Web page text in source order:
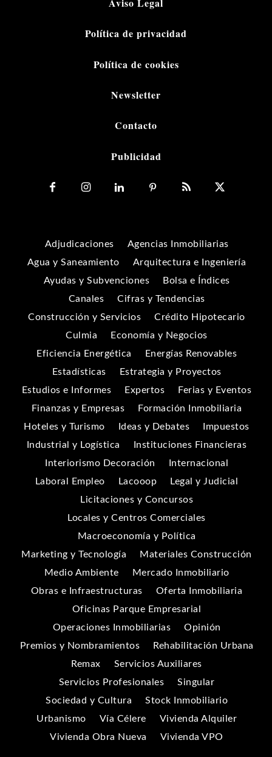
Aviso Legal
Política de privacidad
Política de cookies
Newsletter
Contacto
Publicidad
Adjudicaciones
Agencias Inmobiliarias
Agua y Saneamiento
Arquitectura e Ingeniería
Ayudas y Subvenciones
Bolsa e Índices
Canales
Cifras y Tendencias
Construcción y Servicios
Crédito Hipotecario
Culmia
Economía y Negocios
Eficiencia Energética
Energías Renovables
Estadísticas
Estrategia y Proyectos
Estudios e Informes
Expertos
Ferias y Eventos
Finanzas y Empresas
Formación Inmobiliaria
Hoteles y Turismo
Ideas y Debates
Impuestos
Industrial y Logística
Instituciones Financieras
Interiorismo Decoración
Internacional
Laboral Empleo
Lacooop
Legal y Judicial
Licitaciones y Concursos
Locales y Centros Comerciales
Macroeconomía y Política
Marketing y Tecnología
Materiales Construcción
Medio Ambiente
Mercado Inmobiliario
Obras e Infraestructuras
Oferta Inmobiliaria
Oficinas Parque Empresarial
Operaciones Inmobiliarias
Opinión
Premios y Nombramientos
Rehabilitación Urbana
Remax
Servicios Auxiliares
Servicios Profesionales
Singular
Sociedad y Cultura
Stock Inmobiliario
Urbanismo
Vía Célere
Vivienda Alquiler
Vivienda Obra Nueva
Vivienda VPO